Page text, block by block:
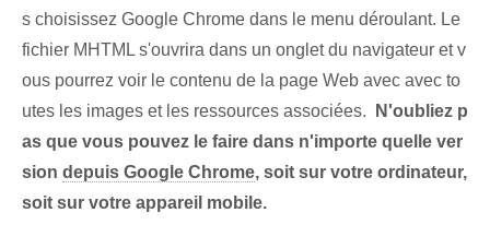
s choisissez Google Chrome dans le menu déroulant. Le
fichier MHTML s'ouvrira dans un onglet du navigateur et v
ous pourrez voir le contenu de la page Web avec avec to
utes les images ‌et les ressources associées. ⁣
N'oubliez p
as que vous pouvez le faire dans n'importe quelle ver
sion depuis Google Chrome, soit sur votre ordinateur,
soit sur votre appareil mobile.